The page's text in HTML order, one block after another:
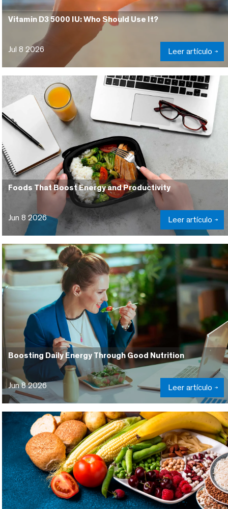
Vitamin D3 5000 IU: Who Should Use It?
Jul 8 2026 Leer artículo
Foods That Boost Energy and Productivity
Jun 8 2026 Leer artículo
Boosting Daily Energy Through Good Nutrition
Jun 8 2026 Leer artículo